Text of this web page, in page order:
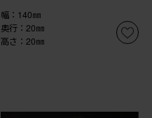
幅：140㎜
奥行：20㎜
高さ：20㎜